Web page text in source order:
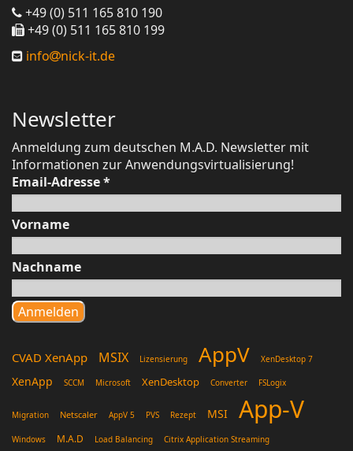
+49 (0) 511 165 810 190
+49 (0) 511 165 810 199
info
nick-it.de
Newsletter
Anmeldung zum deutschen M.A.D. Newsletter mit
Informationen zur Anwendungsvirtualisierung!
Email-Adresse*
Vorname
Nachname
CVAD XenApp MSIX Lizensierung AppV XenDesktop 7
XenApp SCCM Microsoft XenDesktop Converter FSLogix
Migration Netscaler AppV 5 PVS Rezept MSI App-V
Windows M.A.D Load Balancing Citrix Application Streaming